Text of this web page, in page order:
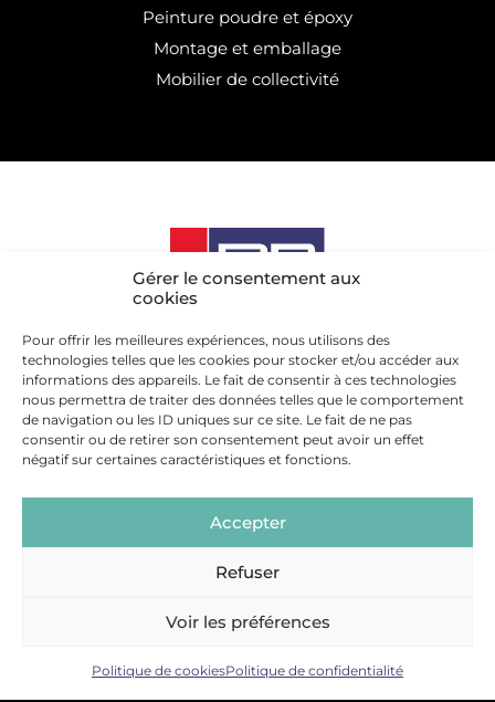
Gérer le consentement aux
cookies
Pour offrir les meilleures expériences, nous utilisons des
technologies telles que les cookies pour stocker et/ou accéder aux
informations des appareils. Le fait de consentir à ces technologies
nous permettra de traiter des données telles que le comportement
de navigation ou les ID uniques sur ce site. Le fait de ne pas
consentir ou de retirer son consentement peut avoir un effet
négatif sur certaines caractéristiques et fonctions.
Accepter
Refuser
Voir les préférences
Politique de cookiesPolitique de confidentialité
Peinture poudre et époxy
Montage et emballage
Mobilier de collectivité
GROLLEAU, ENTREPRISE
DU GROUPE PR
Découvrez les piliers du groupe PR : des
métiers réunis pour servir votre objectif.
Politique de confidentialité-Réalisation Planète